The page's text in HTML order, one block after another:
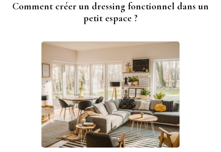
Comment créer un dressing fonctionnel dans un
petit espace ?